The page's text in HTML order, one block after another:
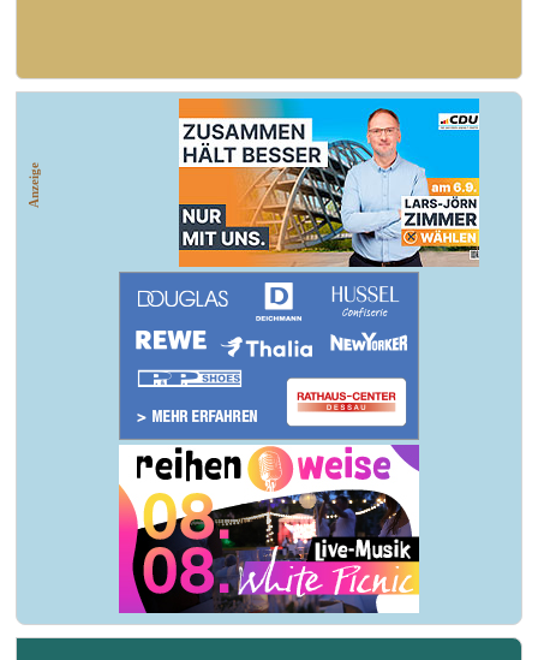
+++ Coswig: Die Elfähre Coswig hat wegen des geringen Wasserstands der Elbe den
Anzeige